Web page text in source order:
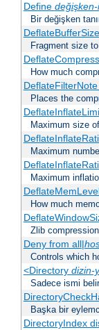
Define
Bir değişken
DeflateBufferSize
Fragment size
How much
Places the
Maximum size
Maximum
Maximum
How much
Zlib
Deny from all|
Controls which
<Directory dizin-
Sadece ismi
Başka bir
DirectoryIndex